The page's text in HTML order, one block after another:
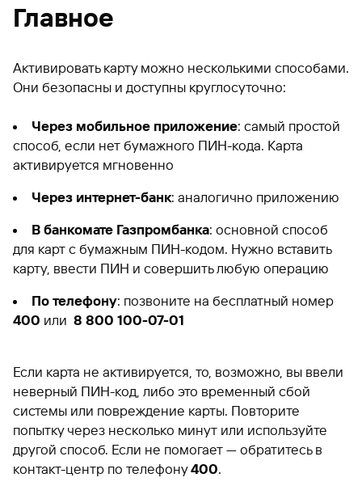
Главное
Активировать карту можно несколькими способами.
Они безопасны и доступны круглосуточно:
Через мобильное приложение: самый простой
способ, если нет бумажного ПИН-кода. Карта
активируется мгновенно
Через интернет-банк: аналогично приложению
В банкомате Газпромбанка: основной способ
для карт с бумажным ПИН-кодом. Нужно вставить
карту, ввести ПИН и совершить любую операцию
По телефону: позвоните на бесплатный номер
400 или 8 800 100-07-01
Если карта не активируется, то, возможно, вы ввели
неверный ПИН-код, либо это временный сбой
системы или повреждение карты. Повторите
попытку через несколько минут или используйте
другой способ. Если не помогает — обратитесь в
контакт-центр по телефону400.